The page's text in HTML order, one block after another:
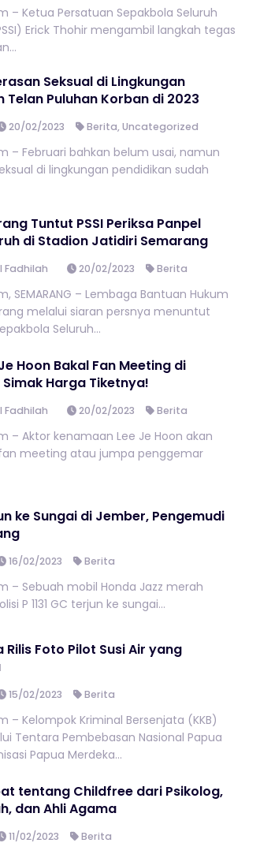
– Ketua Persatuan Sepakbola Seluruh
Erick Thohir mengambil langkah tegas
Seksual di Lingkungan
Telan Puluhan Korban di 2023
20/02/2023 Berita,Uncategorized
– Februari bahkan belum usai, namun
di lingkungan pendidikan sudah
Tuntut PSSI Periksa Panpel
di Stadion Jatidiri Semarang
Fadhilah 20/02/2023 Berita
SEMARANG – Lembaga Bantuan Hukum
melalui siaran persnya menuntut
Seluruh...
Hoon Bakal Fan Meeting di
Harga Tiketnya!
Fadhilah 20/02/2023 Berita
– Aktor kenamaan Lee Je Hoon akan
meeting atau jumpa penggemar
ke Sungai di Jember, Pengemudi
16/02/2023 Berita
– Sebuah mobil Honda Jazz merah
P 1131 GC terjun ke sungai...
Rilis Foto Pilot Susi Air yang
15/02/2023 Berita
– Kelompok Kriminal Bersenjata (KKB)
Tentara Pembebasan Nasional Papua
Papua Merdeka...
tentang Childfree dari Psikolog,
dan Ahli Agama
11/02/2023 Berita